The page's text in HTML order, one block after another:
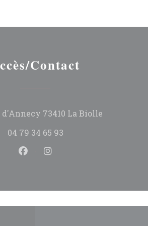
Contact
d'Annecy 73410 La Biolle((ouvre
04 79 34 65 93
Facebook ((ouvre une
Instagram ((ouvre